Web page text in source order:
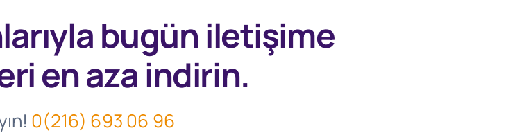
bugüniletişime
en aza indirin.
0(216) 693 06 96